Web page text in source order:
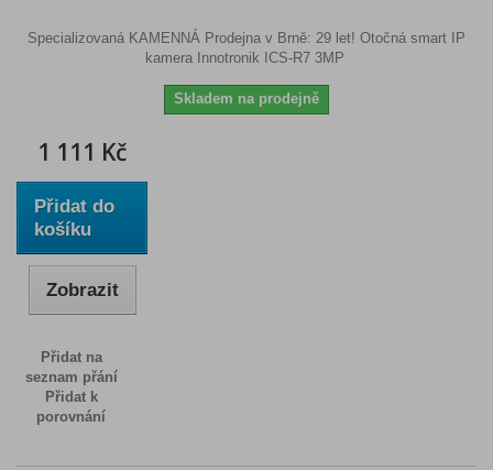
Specializovaná KAMENNÁ Prodejna v Brně: 29 let! Otočná smart IP
kamera Innotronik ICS-R7 3MP
Skladem na prodejně
1 111 Kč
Přidat do
košíku
Zobrazit
Přidat na
seznam přání
Přidat k
porovnání